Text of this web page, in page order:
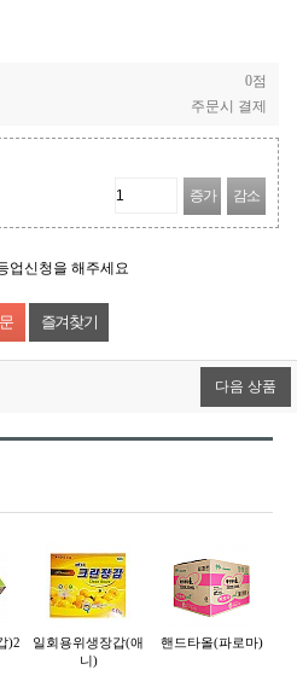
0점
주문시 결제
증가 감소
업신청을 해주세요
즐겨찾기
다음 상품
)2
일회용위생장갑(애
니)
핸드타올(파로마)